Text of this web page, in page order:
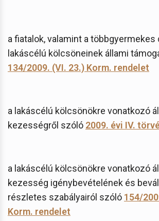
a fiatalok, valamint a többgyermekes
lakáscélú kölcsöneinek állami
134/2009. (VI. 23.) Korm. rendelet
a lakáscélú kölcsönökre vonatkozó
kezességről szóló 2009. évi IV.
a lakáscélú kölcsönökre vonatkozó
kezesség igénybevételének és
részletes szabályairól szóló 154/
Korm. rendelet